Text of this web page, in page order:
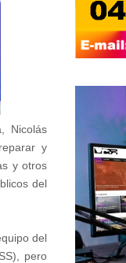
Nicolás
y
y otros
del
del
pero